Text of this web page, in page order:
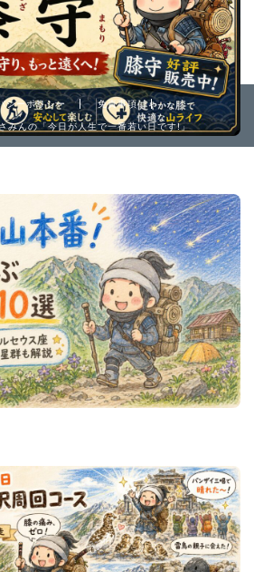
シーポリシー 免責事項
んの「今日が人生で一番若い日です!」